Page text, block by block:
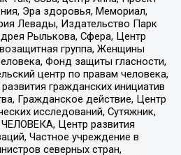
Эра здоровья, Мемориал,
Левады, Издательство Парк
Рылькова, Сфера, Центр
группа, Женщины
Фонд защиты гласности,
центр по правам человека,
гражданских инициатив
Гражданское действие, Центр
исследований, Сутяжник,
Центр развития
Частное учреждение в
северных стран,